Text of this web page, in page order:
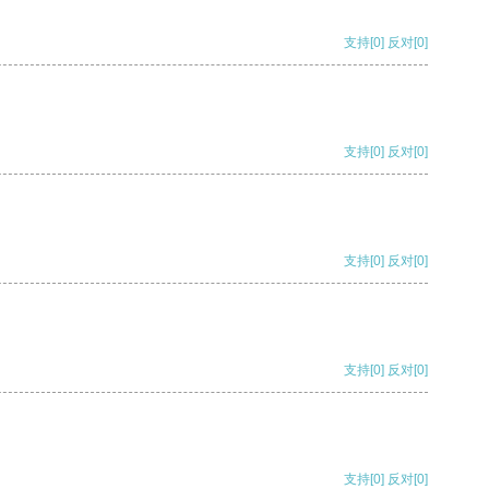
支持[0] 反对[0]
支持[0] 反对[0]
支持[0] 反对[0]
支持[0] 反对[0]
支持[0] 反对[0]